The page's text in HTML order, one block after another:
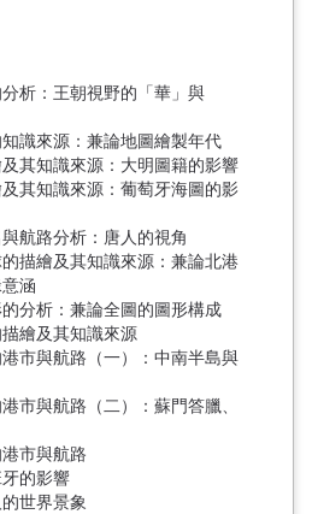
：王朝視野的「華」與
來源：兼論地圖繪製年代
知識來源：大明圖籍的影響
知識來源：葡萄牙海圖的影
路分析：唐人的視角
繪及其知識來源：兼論北港
涵
析：兼論全圖的圖形構成
繪及其知識來源
與航路（一）：中南半島與
市與航路（二）：蘇門答臘、
市與航路
的影響
世界景象